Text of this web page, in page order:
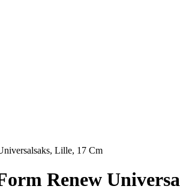
Lille, 17 Cm
Renew